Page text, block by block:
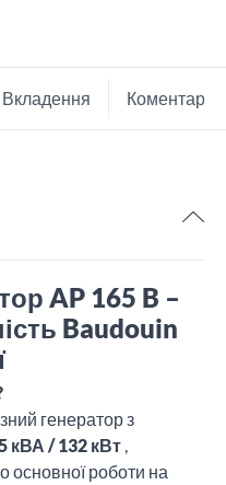
Вкладення Коментарі
AP 165 B –
Baudouin
генератор з
кВА / 132 кВт ,
основної роботи на